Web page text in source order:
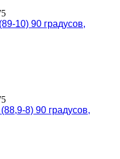
10) 90 градусов,
8) 90 градусов,